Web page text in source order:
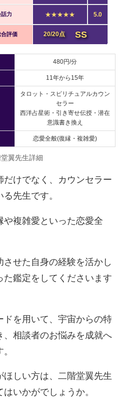
話力 ★★★★★ 5.0
合評価 20/20点 SS
480円/分
11年から15年
タロット・スピリチュアルカウン
セラー
西洋占星術・引き寄せ伝授・潜在
意識書き換え
恋愛全般(復縁・複雑愛)
堂翼先生詳細
だけでなく、カウンセラー
先生です。
や複雑愛といった恋愛全
せた自身の経験を活かし
た鑑定をしてくださいます
ドを用いて、宇宙からの特
、相談者のお悩みを成就へ
しい方は、二階堂翼先生
いかがでしょうか。